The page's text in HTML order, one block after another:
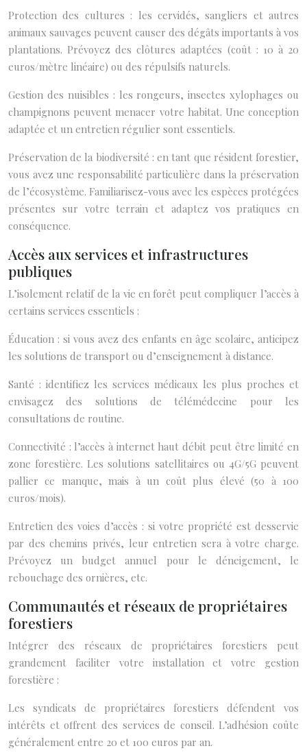
Protection des cultures : les cervidés, sangliers et autres
animaux sauvages peuvent causer des dégâts importants à vos
plantations. Prévoyez des clôtures adaptées (coût : 10 à 20
euros/mètre linéaire) ou des répulsifs naturels.
Gestion des nuisibles : les rongeurs, insectes xylophages ou
champignons peuvent menacer votre habitat. Une conception
adaptée et un entretien régulier sont essentiels.
Préservation de la biodiversité : en tant que résident forestier,
vous avez une responsabilité particulière dans la préservation
de l’écosystème. Familiarisez-vous avec les espèces protégées
présentes sur votre terrain et adaptez vos pratiques en
conséquence.
Accès aux services et infrastructures
publiques
L’isolement relatif de la vie en forêt peut compliquer l’accès à
certains services essentiels :
Éducation : si vous avez des enfants en âge scolaire, anticipez
les solutions de transport ou d’enseignement à distance.
Santé : identifiez les services médicaux les plus proches et
envisagez des solutions de télémédecine pour les
consultations de routine.
Connectivité : l’accès à internet haut débit peut être limité en
zone forestière. Les solutions satellitaires ou 4G/5G peuvent
pallier ce manque, mais à un coût plus élevé (50 à 100
euros/mois).
Entretien des voies d’accès : si votre propriété est desservie
par des chemins privés, leur entretien sera à votre charge.
Prévoyez un budget annuel pour le déneigement, le
rebouchage des ornières, etc.
Communautés et réseaux de propriétaires
forestiers
Intégrer des réseaux de propriétaires forestiers peut
grandement faciliter votre installation et votre gestion
forestière :
Les syndicats de propriétaires forestiers défendent vos
intérêts et offrent des services de conseil. L’adhésion coûte
généralement entre 20 et 100 euros par an.